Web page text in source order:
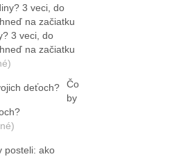
3 veci, do
na začiatku
Čo
by